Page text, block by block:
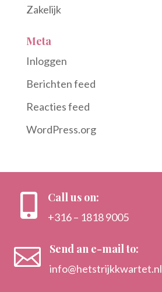
Zakelijk
Meta
Inloggen
Berichten feed
Reacties feed
WordPress.org
 Call us on:
+316 – 1818 9005
 Send an e-mail to:
info@hetstrijkkwartet.nl